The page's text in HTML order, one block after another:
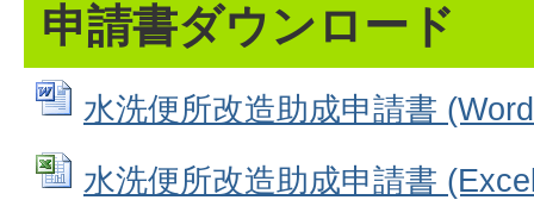
申請書ダウンロード
水洗便所改造助成申請書
水洗便所改造助成申請書